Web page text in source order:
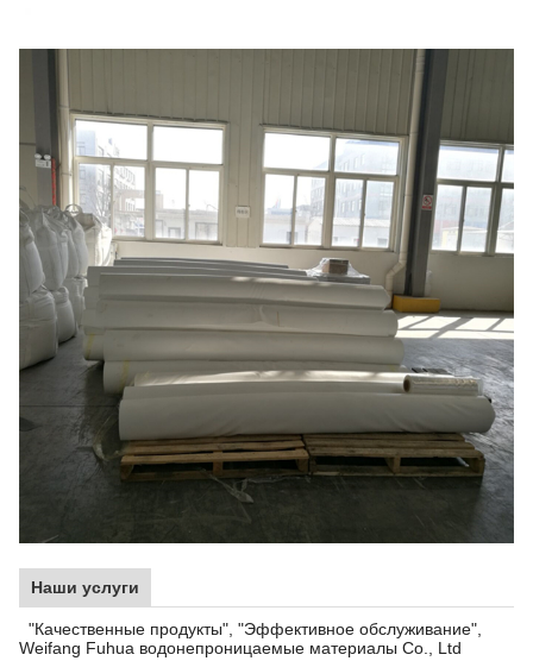
Наши услуги
"Качественные продукты", "Эффективное обслуживание",
Weifang Fuhua водонепроницаемые материалы Co., Ltd